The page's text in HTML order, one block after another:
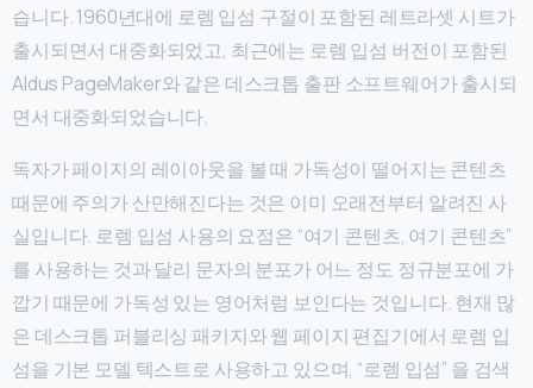
습니다. 1960년대에 로렘 입섬 구절이 포함된 레트라셋 시트가
출시되면서 대중화되었고, 최근에는 로렘 입섬 버전이 포함된
Aldus PageMaker와 같은 데스크톱 출판 소프트웨어가 출시되
면서 대중화되었습니다.
독자가 페이지의 레이아웃을 볼 때 가독성이 떨어지는 콘텐츠
때문에 주의가 산만해진다는 것은 이미 오래전부터 알려진 사
실입니다. 로렘 입섬 사용의 요점은 “여기 콘텐츠, 여기 콘텐츠”
를 사용하는 것과 달리 문자의 분포가 어느 정도 정규분포에 가
깝기 때문에 가독성 있는 영어처럼 보인다는 것입니다. 현재 많
은 데스크톱 퍼블리싱 패키지와 웹 페이지 편집기에서 로렘 입
섬을 기본 모델 텍스트로 사용하고 있으며, “로렘 입섬” 을 검색